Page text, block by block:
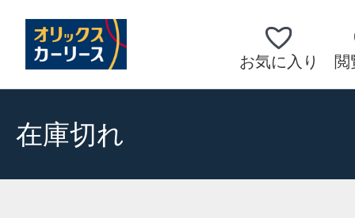
お気に入り 閲
在庫切れ